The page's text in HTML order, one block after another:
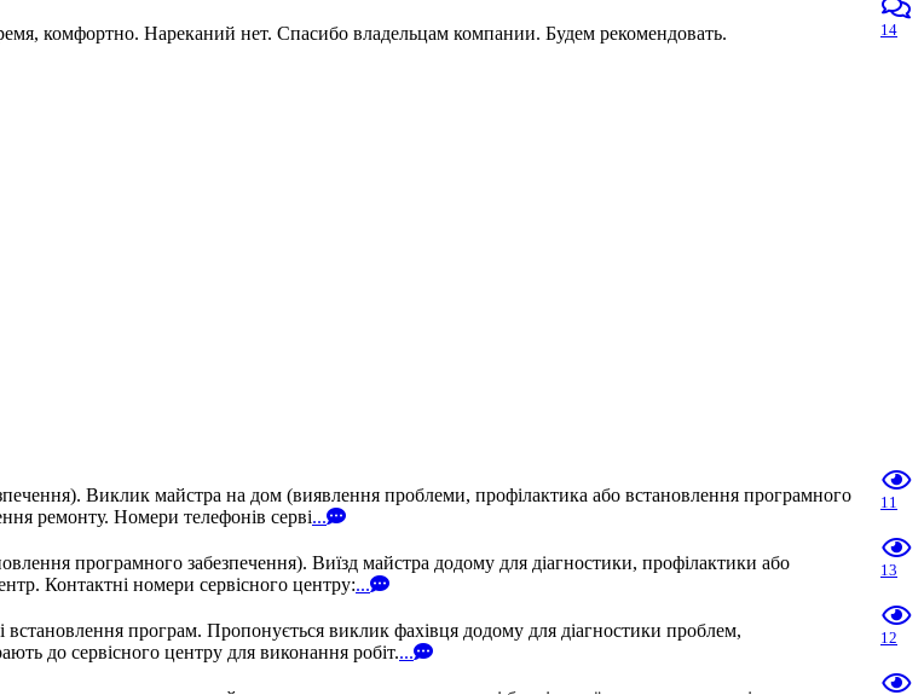
комфортно. Нареканий нет. Спасибо владельцам компании. Будем рекомендовать.
14
Виклик майстра на дом (виявлення проблеми, профілактика або встановлення програмного
ремонту. Номери телефонів серві...
11
програмного забезпечення). Виїзд майстра додому для діагностики, профілактики або
Контактні номери сервісного центру:...
13
програм. Пропонується виклик фахівця додому для діагностики проблем,
до сервісного центру для виконання робіт....
12